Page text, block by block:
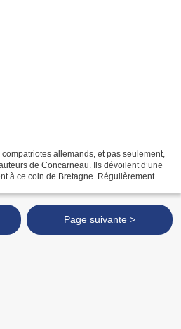
allemands, et pas seulement,
de Concarneau. Ils dévoilent d’une
à ce coin de Bretagne. Régulièrement
Page suivante >